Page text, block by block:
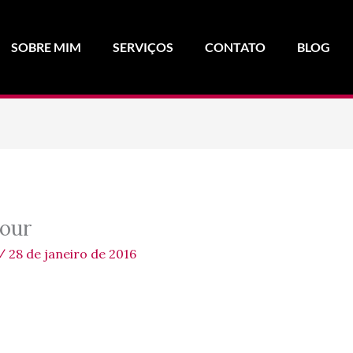
SOBRE MIM SERVIÇOS CONTATO BLOG
/ 28 de janeiro de 2016